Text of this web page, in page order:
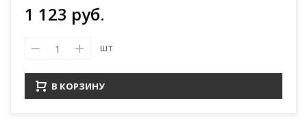
1 123 руб.
шт
В КОРЗИНУ